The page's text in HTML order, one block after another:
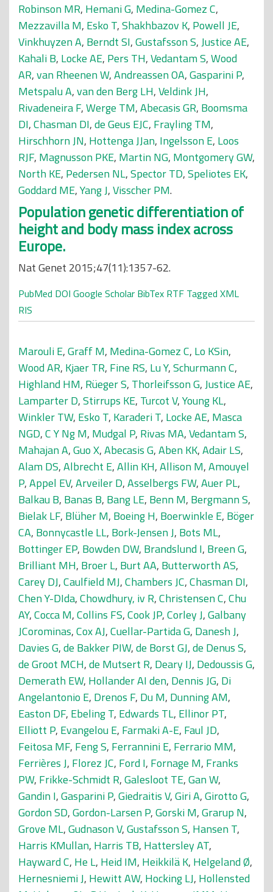
Robinson MR, Hemani G, Medina-Gomez C,
Mezzavilla M, Esko T,Shakhbazov K, Powell JE,
Vinkhuyzen A, Berndt SI,Gustafsson S,Justice AE,
Kahali B, Locke AE, Pers TH,Vedantam S,Wood
AR,van Rheenen W,Andreassen OA,Gasparini P,
Metspalu A,van den Berg LH,Veldink JH,
Rivadeneira F,Werge TM,Abecasis GR, Boomsma
DI,Chasman DI,de Geus EJC, Frayling TM,
Hirschhorn JN, Hottenga JJan, Ingelsson E, Loos
RJF, Magnusson PKE, Martin NG, Montgomery GW,
North KE, Pedersen NL,Spector TD,Speliotes EK,
Goddard ME,Yang J,Visscher PM.
Population genetic differentiation of
height and body mass index across
Europe.
Nat Genet 2015;47(11):1357-62.
PubMed DOI Google Scholar BibTex RTF Tagged XML
RIS
Marouli E,Graff M, Medina-Gomez C, Lo KSin,
Wood AR, Kjaer TR, Fine RS, Lu Y,Schurmann C,
Highland HM, Rüeger S, Thorleifsson G,Justice AE,
Lamparter D,Stirrups KE, Turcot V,Young KL,
Winkler TW, Esko T, Karaderi T, Locke AE, Masca
NGD,C Y Ng M, Mudgal P, Rivas MA,Vedantam S,
Mahajan A,Guo X,Abecasis G,Aben KK,Adair LS,
Alam DS,Albrecht E,Allin KH,Allison M,Amouyel
P,Appel EV,Arveiler D,Asselbergs FW,Auer PL,
Balkau B, Banas B, Bang LE, Benn M, Bergmann S,
Bielak LF, Blüher M, Boeing H, Boerwinkle E, Böger
CA, Bonnycastle LL, Bork-Jensen J, Bots ML,
Bottinger EP, Bowden DW, Brandslund I, Breen G,
Brilliant MH, Broer L, Burt AA, Butterworth AS,
Carey DJ,Caulfield MJ,Chambers JC,Chasman DI,
Chen Y-DIda,Chowdhury, iv R,Christensen C,Chu
AY,Cocca M,Collins FS,Cook JP,Corley J,Galbany
JCorominas,Cox AJ,Cuellar-Partida G, Danesh J,
Davies G,de Bakker PIW,de Borst GJ,de Denus S,
de Groot MCH,de Mutsert R, Deary IJ, Dedoussis G,
Demerath EW, Hollander AI den, Dennis JG, Di
Angelantonio E, Drenos F, Du M, Dunning AM,
Easton DF, Ebeling T, Edwards TL, Ellinor PT,
Elliott P, Evangelou E, Farmaki A-E, Faul JD,
Feitosa MF, Feng S, Ferrannini E, Ferrario MM,
Ferrières J, Florez JC, Ford I, Fornage M, Franks
PW, Frikke-Schmidt R,Galesloot TE,Gan W,
Gandin I,Gasparini P,Giedraitis V,Giri A,Girotto G,
Gordon SD,Gordon-Larsen P,Gorski M,Grarup N,
Grove ML,Gudnason V,Gustafsson S, Hansen T,
Harris KMullan, Harris TB, Hattersley AT,
Hayward C, He L, Heid IM, Heikkilä K, Helgeland Ø,
Hernesniemi J, Hewitt AW, Hocking LJ, Hollensted